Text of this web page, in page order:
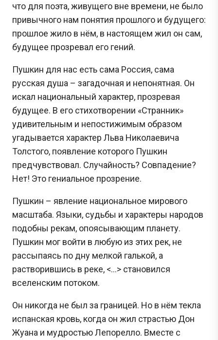
что для поэта, живущего вне времени, не было
привычного нам понятия прошлого и будущего:
прошлое жило в нём, в настоящем жил он сам,
будущее прозревал его гений.
Пушкин для нас есть сама Россия, сама
русская душа – загадочная и непонятная. Он
искал национальный характер, прозревая
будущее. В его стихотворении «Странник»
удивительным и непостижимым образом
угадывается характер Льва Николаевича
Толстого, появление которого Пушкин
предчувствовал. Случайность? Совпадение?
Нет! Это гениальное прозрение.
Пушкин – явление национальное мирового
масштаба. Языки, судьбы и характеры народов
подобны рекам, опоясывающим планету.
Пушкин мог войти в любую из этих рек, не
рассыпаясь по дну мелкой галькой, а
растворившись в реке, <…> становился
вселенским потоком.
Он никогда не был за границей. Но в нём текла
испанская кровь, когда он жил страстью Дон
Жуана и мудростью Лепорелло. Вместе с